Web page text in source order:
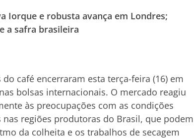
Iorque e robusta avança em Londres;
a safra brasileira
do café encerraram esta terça-feira (16) em
bolsas internacionais. O mercado reagiu
às preocupações com as condições
nas regiões produtoras do Brasil, que podem
da colheita e os trabalhos de secagem